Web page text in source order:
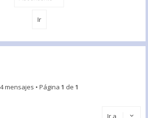
4 mensajes • Página 1 de 1
Ir a